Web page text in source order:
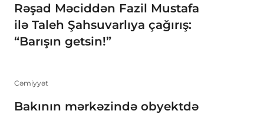
Rəşad Məciddən Fazil Mustafa
ilə Taleh Şahsuvarlıya çağırış:
“Barışın getsin!”
Cəmiyyət
Bakının mərkəzində obyektdə